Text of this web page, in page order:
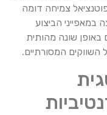
צמיחה דומה
במאפייני הביצוע
באופן שונה מהותית
השווקים המסורתיים.